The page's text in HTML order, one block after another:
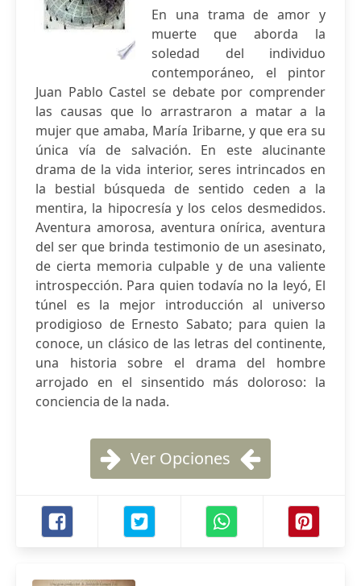
En una trama de amor y
muerte que aborda la
soledad del individuo
contemporáneo, el pintor
Juan Pablo Castel se debate por comprender
las causas que lo arrastraron a matar a la
mujer que amaba, María Iribarne, y que era su
única vía de salvación. En este alucinante
drama de la vida interior, seres intrincados en
la bestial búsqueda de sentido ceden a la
mentira, la hipocresía y los celos desmedidos.
Aventura amorosa, aventura onírica, aventura
del ser que brinda testimonio de un asesinato,
de cierta memoria culpable y de una valiente
introspección. Para quien todavía no la leyó, El
túnel es la mejor introducción al universo
prodigioso de Ernesto Sabato; para quien la
conoce, un clásico de las letras del continente,
una historia sobre el drama del hombre
arrojado en el sinsentido más doloroso: la
conciencia de la nada.
Ver Opciones